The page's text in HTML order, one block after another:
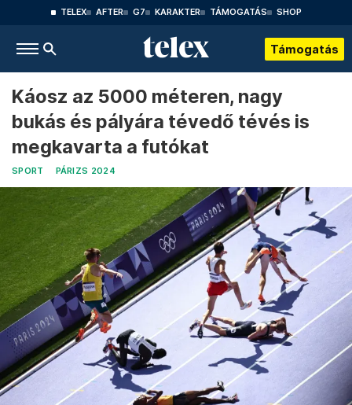
TELEX AFTER G7 KARAKTER TÁMOGATÁS SHOP
Támogatás
Káosz az 5000 méteren, nagy
bukás és pályára tévedő tévés is
megkavarta a futókat
SPORT PÁRIZS 2024